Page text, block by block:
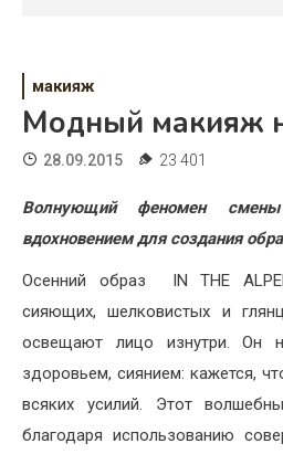
Дом
Жизнь
Хобби
Красота
Недвижимость
макияж
Модный макияж
28.09.2015 23 401
Волнующий феномен
вдохновением для создания
Осенний образ IN THE
сияющих, шелковистых и
освещают лицо изнутри. Он
здоровьем, сиянием: кажется,
всяких усилий. Этот
благодаря использованию